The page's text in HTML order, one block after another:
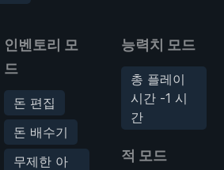
인벤토리 모
드
돈 편집
돈 배수기
무제한 아
능력치 모드
총 플레이
시간 -1 시
간
적 모드